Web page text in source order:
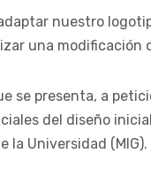
nuestro
una modificación
se presenta, a
del diseño
la Universidad (MIG).